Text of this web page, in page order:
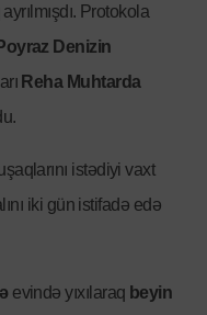
Protokola
Denizin
Reha Muhtarda
istədiyi vaxt
iki gün istifadə edə
evində yıxılaraq beyin